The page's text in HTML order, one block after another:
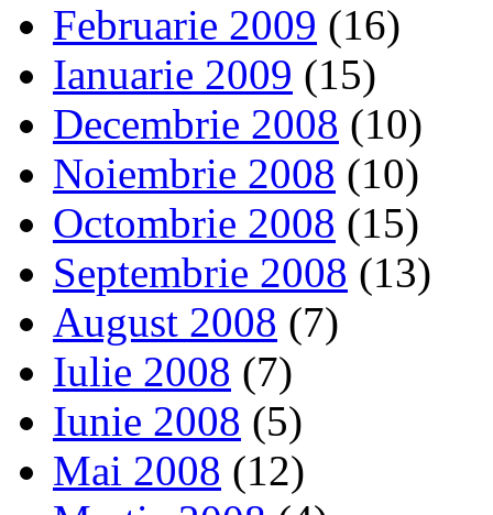
Februarie 2009 (16)
Ianuarie 2009 (15)
Decembrie 2008 (10)
Noiembrie 2008 (10)
Octombrie 2008 (15)
Septembrie 2008 (13)
August 2008 (7)
Iulie 2008 (7)
Iunie 2008 (5)
Mai 2008 (12)